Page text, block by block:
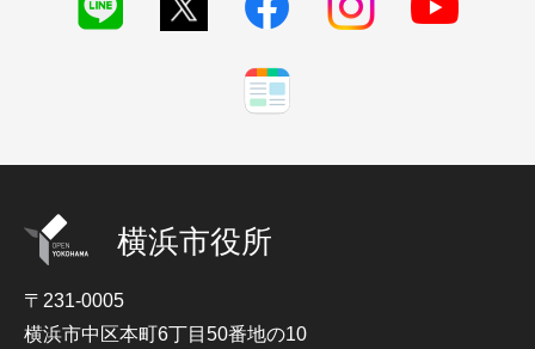
横浜市役所
〒231-0005
横浜市中区本町6丁目50番地の10